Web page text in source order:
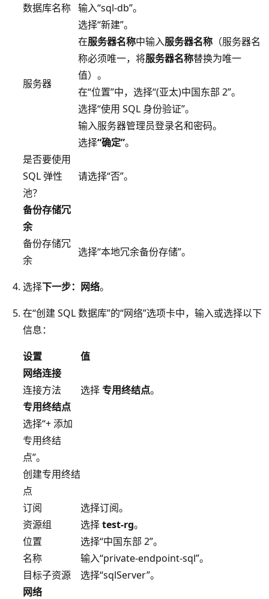
数据库名称 输入“sql-db”。
服务器
选择“新建”。
在服务器名称中输入服务器名称 （服务器名
称必须唯一，将服务器名称替换为唯一
值）。
在“位置”中，选择“(亚太)中国东部 2”。
选择“使用 SQL 身份验证”。
输入服务器管理员登录名和密码。
选择“确定”。
是否要使用
SQL 弹性
池？
请选择“否”。
备份存储冗
余
备份存储冗
余
选择“本地冗余备份存储”。
选择下一步：网络。
在“创建 SQL 数据库”的“网络”选项卡中，输入或选择以下
信息：
设置
值
网络连接
连接方法
选择专用终结点。
专用终结点
选择“+ 添加
专用终结
点”。
创建专用终结
点
订阅
选择订阅。
资源组
选择test-rg。
位置
选择“中国东部 2”。
名称
输入“private-endpoint-sql”。
目标子资源
选择“sqlServer”。
网络